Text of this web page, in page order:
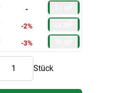
-
-2%
-3%
Stück